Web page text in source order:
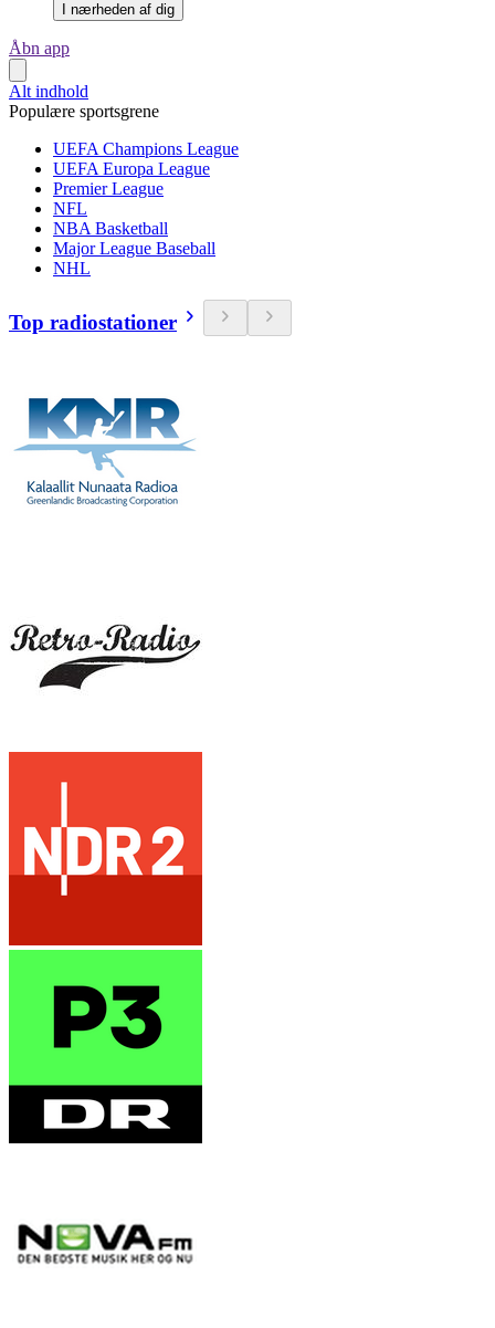
I nærheden af dig
Åbn app
Alt indhold
Populære sportsgrene
UEFA Champions League
UEFA Europa League
Premier League
NFL
NBA Basketball
Major League Baseball
NHL
Top radiostationer